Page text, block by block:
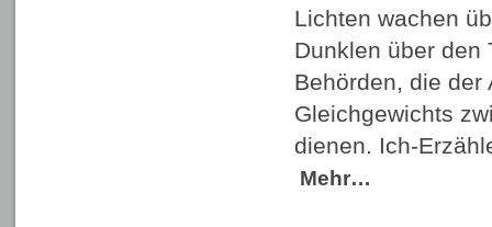
Lichten wachen
Dunklen über den
Behörden, die der
Gleichgewichts
dienen. Ich-
Mehr…